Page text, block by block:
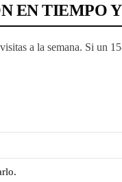
EN TIEMPO
a la semana. Si un